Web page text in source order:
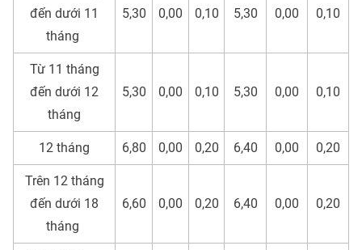
đến dưới 11
tháng
5,30 0,00 0,10 5,30 0,00 0,10
Từ 11 tháng
đến dưới 12
tháng
5,30 0,00 0,10 5,30 0,00 0,10
12 tháng 6,80 0,00 0,20 6,40 0,00 0,20
Trên 12 tháng
đến dưới 18
tháng
6,60 0,00 0,20 6,40 0,00 0,20